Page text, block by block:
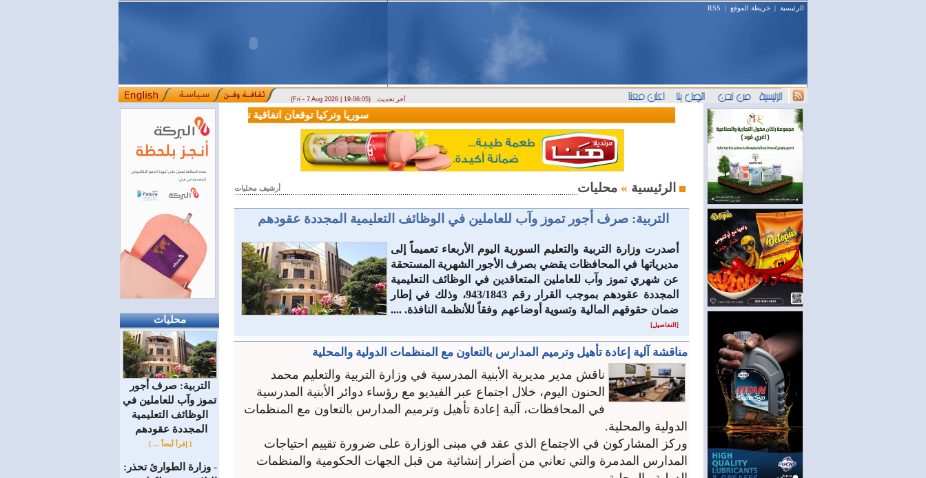
الرئيسية | خريطة الموقع |
RSS
(Fri - 7 Aug 2026 | 19:06:05) آخر تحديث
محليات
التربية: صرف أجور
تموز وآب للعاملين في
الوظائف ‏التعليمية
المجددة عقودهم ‏
[ إقرأ أيضاً ... ]
= وزارة الطوارئ تحذر:
سوريا وتركيا توقعان اتفاقية تعاون في مجالي التعليم العالي والبحث العلمي
أرشيف محليات الرئيسية »
التربية: صرف أجور تموز وآب للعاملين في الوظائف ‏التعليمية المجددة عقودهم ‏
أصدرت وزارة التربية والتعليم السورية اليوم الأربعاء ‏تعميماً إلى
مديرياتها في المحافظات يقضي بصرف ‏الأجور الشهرية المستحقة
عن شهري تموز وآب ‏للعاملين المتعاقدين في الوظائف التعليمية
المجددة ‏عقودهم بموجب القرار رقم 943/1843، وذلك في إطار
‏ضمان حقوقهم المالية وتسوية أوضاعهم وفقاً للأنظمة ‏النافذة‎.‎ ....
[التفاصيل]
مناقشة آلية إعادة تأهيل وترميم المدارس بالتعاون مع المنظمات الدولية والمحلية
ناقش مدير مديرية الأبنية المدرسية في وزارة التربية والتعليم محمد
الحنون اليوم، خلال اجتماع عبر الفيديو مع رؤساء دوائر الأبنية المدرسية
في المحافظات، آلية إعادة تأهيل وترميم المدارس بالتعاون مع المنظمات
الدولية والمحلية.
وركز المشاركون في الاجتماع الذي عقد في مبنى الوزارة على ضرورة تقييم احتياجات
المدارس المدمرة والتي تعاني من أضرار إنشائية من قبل الجهات الحكومية والمنظمات